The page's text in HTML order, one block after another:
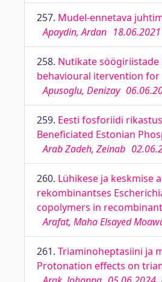
257. Mudel-ennetava
Apaydin, Ardan 18.06.2021
258. Nutikate
behavioural itervention
Apusoglu, Denizay
259. Eesti fosforiidi
Beneficiated Estonian
Arab Zadeh, Zeinab
260. Lühikese ja keskmise
rekombinantses
copolymers in
Arafat, Maha Elsayed
261. Triaminoheptasiini ja
Protonation effects on